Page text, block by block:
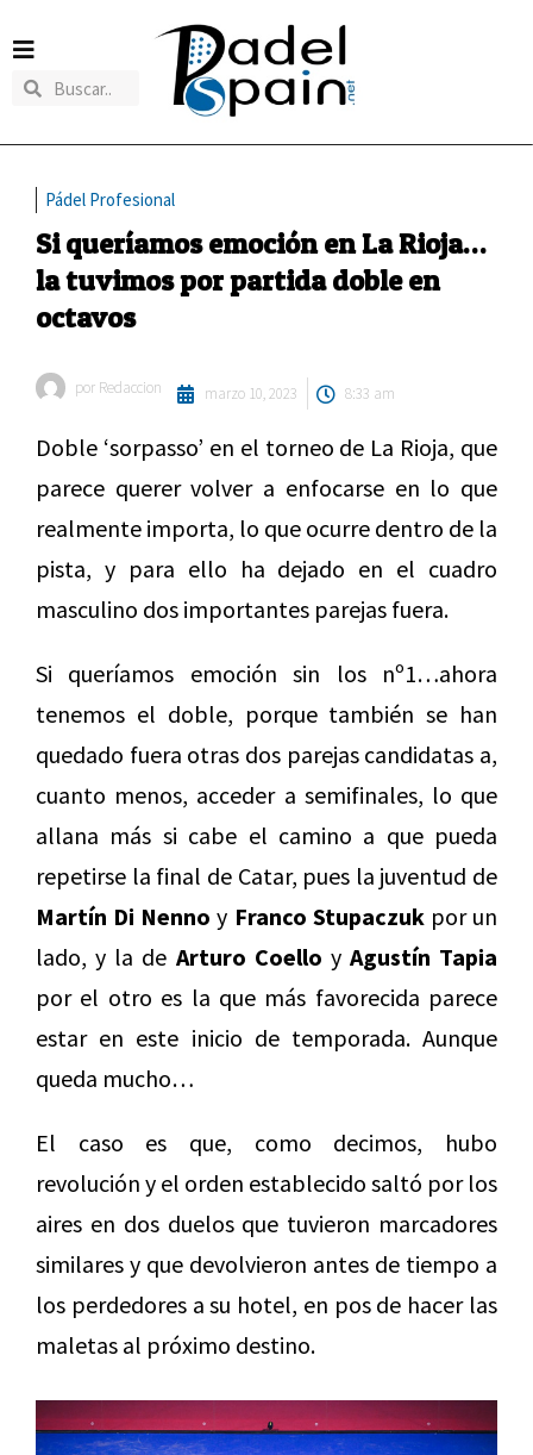
Pádel Profesional
Si queríamos emoción en La Rioja…
la tuvimos por partida doble en
octavos
por Redaccion marzo 10, 2023 8:33 am
Doble ‘sorpasso’ en el torneo de La Rioja, que
parece querer volver a enfocarse en lo que
realmente importa, lo que ocurre dentro de la
pista, y para ello ha dejado en el cuadro
masculino dos importantes parejas fuera.
Si queríamos emoción sin los nº1…ahora
tenemos el doble, porque también se han
quedado fuera otras dos parejas candidatas a,
cuanto menos, acceder a semifinales, lo que
allana más si cabe el camino a que pueda
repetirse la final de Catar, pues la juventud de
Martín Di Nenno y Franco Stupaczukpor un
lado, y la de Arturo Coello y Agustín Tapia
por el otro es la que más favorecida parece
estar en este inicio de temporada. Aunque
queda mucho…
El caso es que, como decimos, hubo
revolución y el orden establecido saltó por los
aires en dos duelos que tuvieron marcadores
similares y que devolvieron antes de tiempo a
los perdedores a su hotel, en pos de hacer las
maletas al próximo destino.